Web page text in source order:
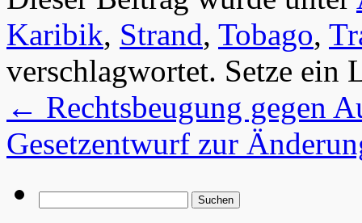
Karibik, Strand, Tobago,
verschlagwortet. Setze ein
← Rechtsbeugung gegen
Gesetzentwurf zur
nach: